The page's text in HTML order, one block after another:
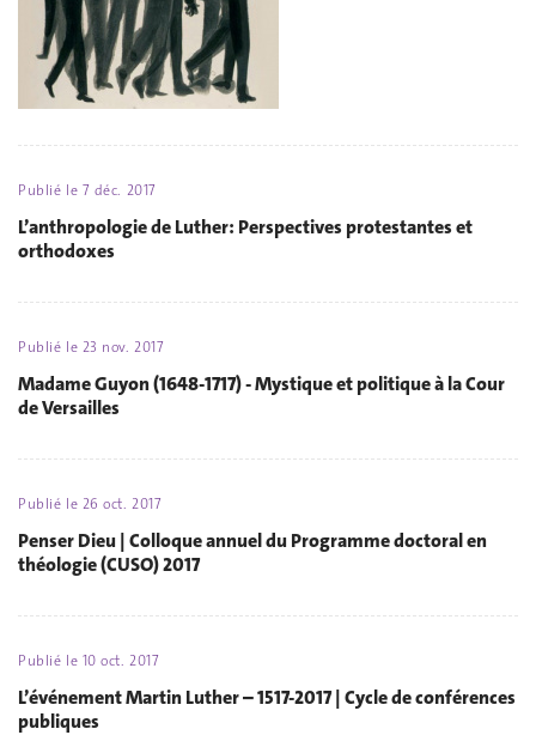
Publié le 7 déc. 2017
L’anthropologie de Luther: Perspectives protestantes et
orthodoxes
Publié le 23 nov. 2017
Madame Guyon (1648-1717) - Mystique et politique à la Cour
de Versailles
Publié le 26 oct. 2017
Penser Dieu | Colloque annuel du Programme doctoral en
théologie (CUSO) 2017
Publié le 10 oct. 2017
L’événement Martin Luther – 1517-2017 | Cycle de conférences
publiques